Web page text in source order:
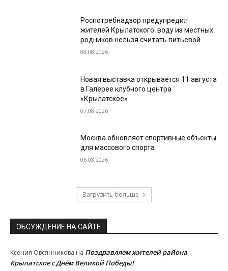
Роспотребнадзор предупредил
жителей Крылатского: воду из местных
родников нельзя считать питьевой
08.08.2026
Новая выставка открывается 11 августа
в Галерее клубного центра
«Крылатское»
07.08.2026
Москва обновляет спортивные объекты
для массового спорта
06.08.2026
Загрузить больше
ОБСУЖДЕНИЕ НА САЙТЕ
Ксения Овсянникова на Поздравляем жителей района
Крылатское с Днём Великой Победы!